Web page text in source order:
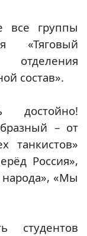
все группы
«Тяговый
состав».
достойно!
– от
танкистов»
Россия»,
«Мы
студентов